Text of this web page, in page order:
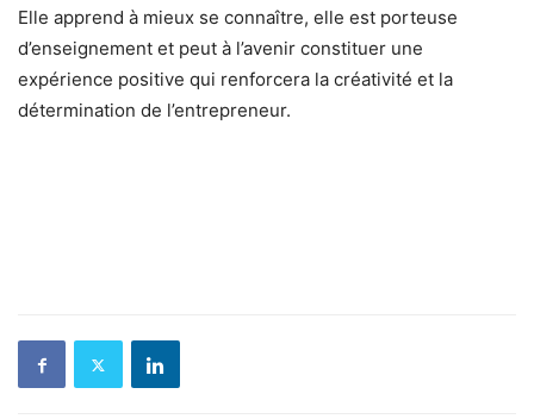
Elle apprend à mieux se connaître, elle est porteuse
d’enseignement et peut à l’avenir constituer une
expérience positive qui renforcera la créativité et la
détermination de l’entrepreneur.